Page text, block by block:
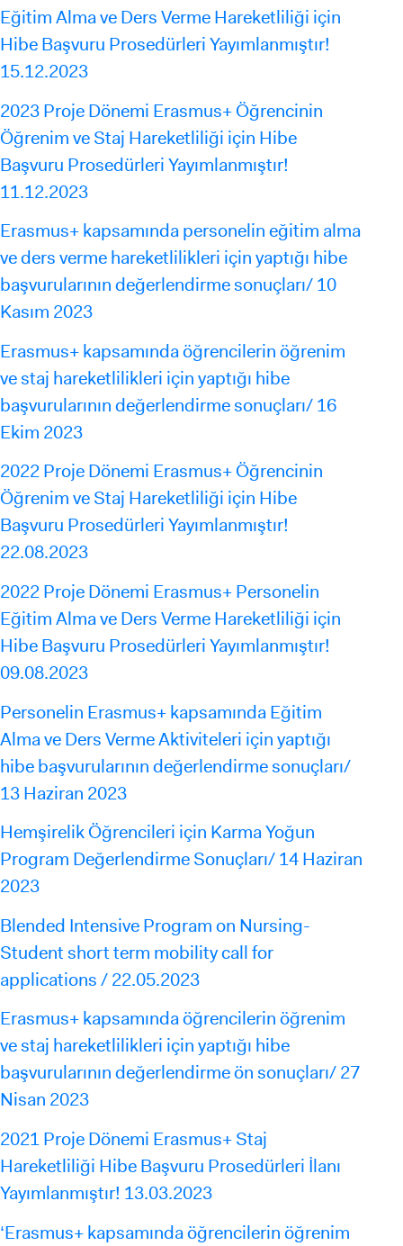
Eğitim Alma ve Ders Verme Hareketliliği için
Hibe Başvuru Prosedürleri Yayımlanmıştır!
15.12.2023
2023 Proje Dönemi Erasmus+ Öğrencinin
Öğrenim ve Staj Hareketliliği için Hibe
Başvuru Prosedürleri Yayımlanmıştır!
11.12.2023
Erasmus+ kapsamında personelin eğitim alma
ve ders verme hareketlilikleri için yaptığı hibe
başvurularının değerlendirme sonuçları/ 10
Kasım 2023
Erasmus+ kapsamında öğrencilerin öğrenim
ve staj hareketlilikleri için yaptığı hibe
başvurularının değerlendirme sonuçları/ 16
Ekim 2023
2022 Proje Dönemi Erasmus+ Öğrencinin
Öğrenim ve Staj Hareketliliği için Hibe
Başvuru Prosedürleri Yayımlanmıştır!
22.08.2023
2022 Proje Dönemi Erasmus+ Personelin
Eğitim Alma ve Ders Verme Hareketliliği için
Hibe Başvuru Prosedürleri Yayımlanmıştır!
09.08.2023
Personelin Erasmus+ kapsamında Eğitim
Alma ve Ders Verme Aktiviteleri için yaptığı
hibe başvurularının değerlendirme sonuçları/
13 Haziran 2023
Hemşirelik Öğrencileri için Karma Yoğun
Program Değerlendirme Sonuçları/ 14 Haziran
2023
Blended Intensive Program on Nursing-
Student short term mobility call for
applications / 22.05.2023
Erasmus+ kapsamında öğrencilerin öğrenim
ve staj hareketlilikleri için yaptığı hibe
başvurularının değerlendirme ön sonuçları/ 27
Nisan 2023
2021 Proje Dönemi Erasmus+ Staj
Hareketliliği Hibe Başvuru Prosedürleri İlanı
Yayımlanmıştır! 13.03.2023
‘Erasmus+ kapsamında öğrencilerin öğrenim